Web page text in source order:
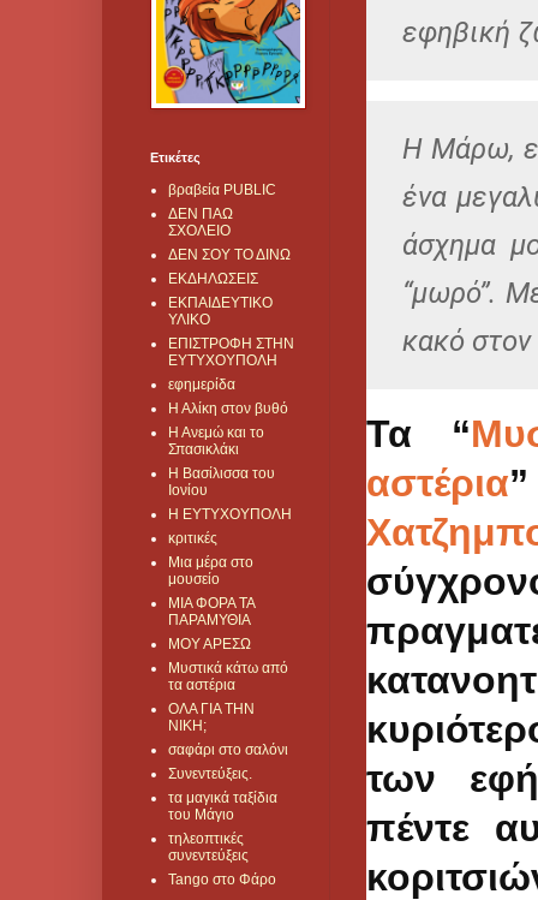
εφηβική
Η Μάρω,
ένα
άσχημα
“μωρό”.
κακό
Τα “
αστέρια
των
πέντε
Ετικέτες
βραβεία PUBLIC
ΔΕΝ ΠΑΩ
ΣΧΟΛΕΙΟ
ΔΕΝ ΣΟΥ ΤΟ ΔΙΝΩ
ΕΚΔΗΛΩΣΕΙΣ
ΕΚΠΑΙΔΕΥΤΙΚΟ
ΥΛΙΚΟ
ΕΠΙΣΤΡΟΦΗ ΣΤΗΝ
ΕΥΤΥΧΟΥΠΟΛΗ
εφημερίδα
Η Αλίκη στον βυθό
Η Ανεμώ και το
Σπασικλάκι
Η Βασίλισσα του
Ιονίου
Η ΕΥΤΥΧΟΥΠΟΛΗ
κριτικές
Μια μέρα στο
μουσείο
ΜΙΑ ΦΟΡΑ ΤΑ
ΠΑΡΑΜΥΘΙΑ
ΜΟΥ ΑΡΕΣΩ
Μυστικά κάτω από
τα αστέρια
ΟΛΑ ΓΙΑ ΤΗΝ
ΝΙΚΗ;
σαφάρι στο σαλόνι
Συνεντεύξεις.
τα μαγικά ταξίδια
του Μάγιο
τηλεοπτικές
συνεντεύξεις
Tango στο Φάρο